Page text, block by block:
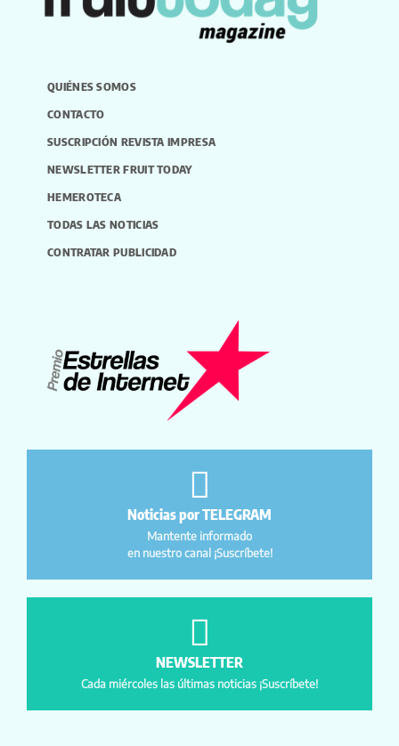
QUIÉNES SOMOS
CONTACTO
SUSCRIPCIÓN REVISTA IMPRESA
NEWSLETTER FRUIT TODAY
HEMEROTECA
TODAS LAS NOTICIAS
CONTRATAR PUBLICIDAD
Noticias por TELEGRAM
Mantente informado
en nuestro canal ¡Suscríbete!
NEWSLETTER
Cada miércoles las últimas noticias ¡Suscríbete!